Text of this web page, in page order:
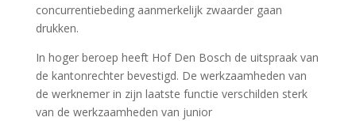
concurrentiebeding aanmerkelijk zwaarder gaan
drukken.
In hoger beroep heeft Hof Den Bosch de uitspraak van
de kantonrechter bevestigd. De werkzaamheden van
de werknemer in zijn laatste functie verschilden sterk
van de werkzaamheden van junior